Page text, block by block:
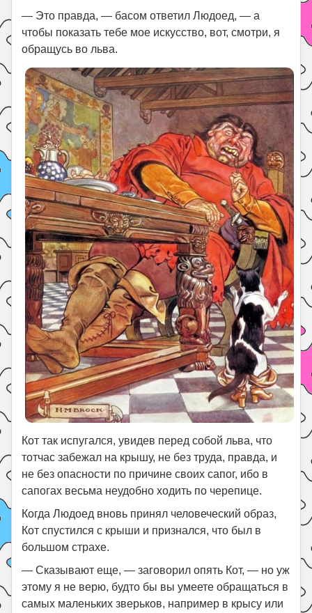
— Это правда, — басом ответил Людоед, — а
чтобы показать тебе мое искусство, вот, смотри, я
обращусь во льва.
Кот так испугался, увидев перед собой льва, что
тотчас забежал на крышу, не без труда, правда, и
не без опасности по причине своих сапог, ибо в
сапогах весьма неудобно ходить по черепице.
Когда Людоед вновь принял человеческий образ,
Кот спустился с крыши и признался, что был в
большом страхе.
— Сказывают еще, — заговорил опять Кот, — но уж
этому я не верю, будто бы вы умеете обращаться в
самых маленьких зверьков, например в крысу или